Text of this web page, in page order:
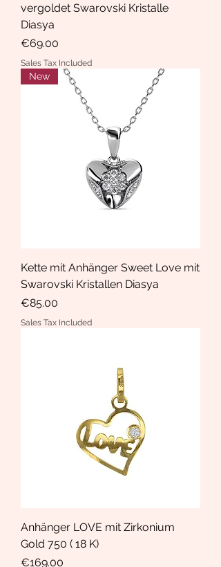
vergoldet Swarovski Kristalle
Diasya
Price
€69.00
Sales Tax Included
New
Kette mit Anhänger Sweet Love mit
Swarovski Kristallen Diasya
Price
€85.00
Sales Tax Included
Anhänger LOVE mit Zirkonium
Gold 750 ( 18 K)
Price
€169.00